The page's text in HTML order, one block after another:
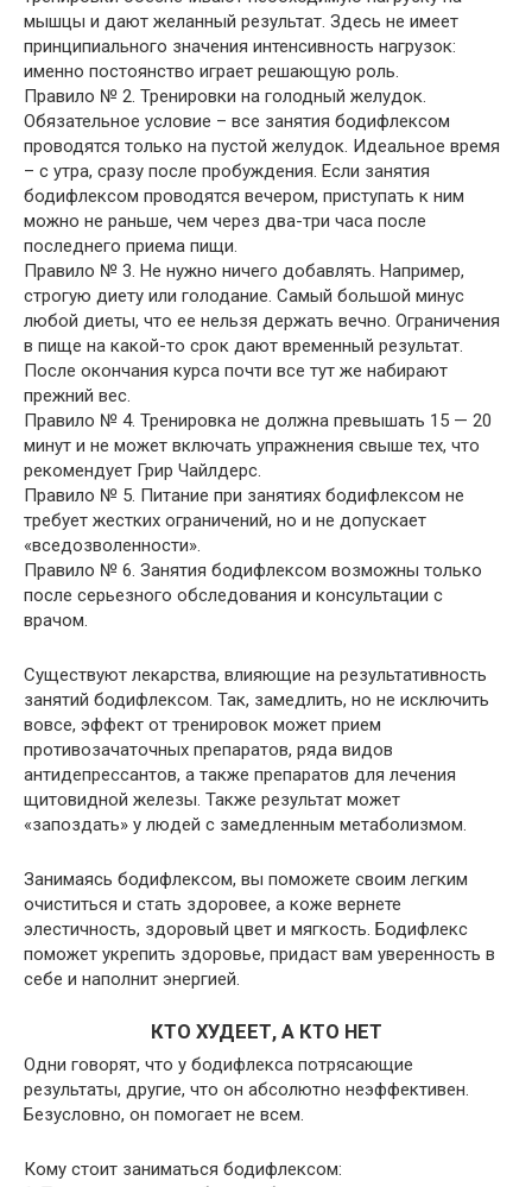
мышцы и дают желанный результат. Здесь не имеет
принципиального значения интенсивность нагрузок:
именно постоянство играет решающую роль.
Правило № 2. Тренировки на голодный желудок.
Обязательное условие – все занятия бодифлексом
проводятся только на пустой желудок. Идеальное время
– с утра, сразу после пробуждения. Если занятия
бодифлексом проводятся вечером, приступать к ним
можно не раньше, чем через два-три часа после
последнего приема пищи.
Правило № 3. Не нужно ничего добавлять. Например,
строгую диету или голодание. Самый большой минус
любой диеты, что ее нельзя держать вечно. Ограничения
в пище на какой-то срок дают временный результат.
После окончания курса почти все тут же набирают
прежний вес.
Правило № 4. Тренировка не должна превышать 15 — 20
минут и не может включать упражнения свыше тех, что
рекомендует Грир Чайлдерс.
Правило № 5. Питание при занятиях бодифлексом не
требует жестких ограничений, но и не допускает
«вседозволенности».
Правило № 6. Занятия бодифлексом возможны только
после серьезного обследования и консультации с
врачом.
Существуют лекарства, влияющие на результативность
занятий бодифлексом. Так, замедлить, но не исключить
вовсе, эффект от тренировок может прием
противозачаточных препаратов, ряда видов
антидепрессантов, а также препаратов для лечения
щитовидной железы. Также результат может
«запоздать» у людей с замедленным метаболизмом.
Занимаясь бодифлексом, вы поможете своим легким
очиститься и стать здоровее, а коже вернете
элестичность, здоровый цвет и мягкость. Бодифлекс
поможет укрепить здоровье, придаст вам уверенность в
себе и наполнит энергией.
КТО ХУДЕЕТ, А КТО НЕТ
Одни говорят, что у бодифлекса потрясающие
результаты, другие, что он абсолютно неэффективен.
Безусловно, он помогает не всем.
Кому стоит заниматься бодифлексом: